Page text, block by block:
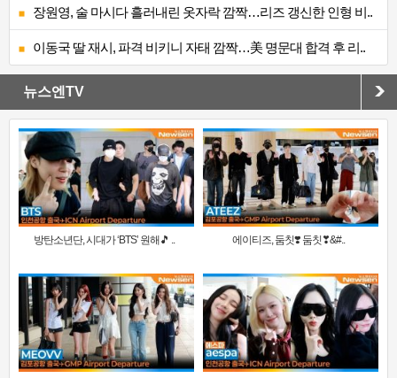
장원영, 술 마시다 흘러내린 옷자락 깜짝…리즈 갱신한 인형 비..
이동국 딸 재시, 파격 비키니 자태 깜짝…美 명문대 합격 후 리..
뉴스엔TV
방탄소년단, 시대가 ‘BTS’ 원해🎵 .. 에이티즈, 둠칫❣️ 둠칫❣&#..